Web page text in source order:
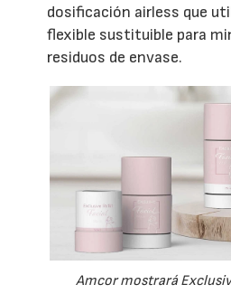
dosificación airless que
flexible sustituible para
residuos de envase.
Amcor mostrará